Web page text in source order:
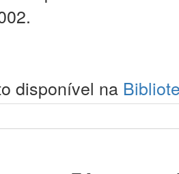
disponível na